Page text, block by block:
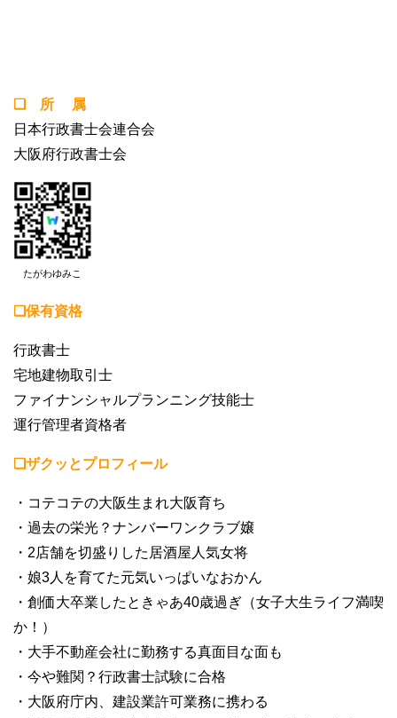
❏ 所 属
日本行政書士会連合会
大阪府行政書士会
たがわゆみこ
❏保有資格
行政書士
宅地建物取引士
ファイナンシャルプランニング技能士
運行管理者資格者
❏ザクッとプロフィール
・コテコテの大阪生まれ大阪育ち
・過去の栄光？ナンバーワンクラブ嬢
・2店舗を切盛りした居酒屋人気女将
・娘3人を育てた元気いっぱいなおかん
・創価大卒業したときゃあ40歳過ぎ（女子大生ライフ満喫
か！）
・大手不動産会社に勤務する真面目な面も
・今や難関？行政書士試験に合格
・大阪府庁内、建設業許可業務に携わる